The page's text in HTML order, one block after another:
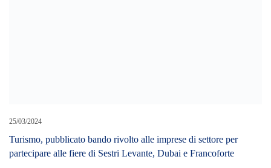
25/03/2024
Turismo, pubblicato bando rivolto alle imprese di settore per
partecipare alle fiere di Sestri Levante, Dubai e Francoforte